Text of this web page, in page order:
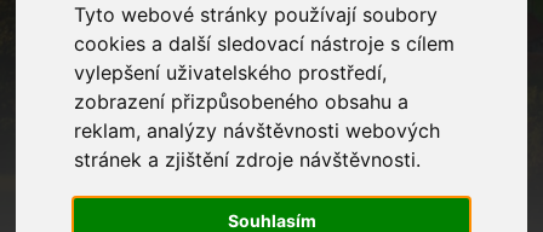
Tyto webové stránky používají soubory
cookies a další sledovací nástroje s cílem
vylepšení uživatelského prostředí,
zobrazení přizpůsobeného obsahu a
reklam, analýzy návštěvnosti webových
stránek a zjištění zdroje návštěvnosti.
Souhlasím